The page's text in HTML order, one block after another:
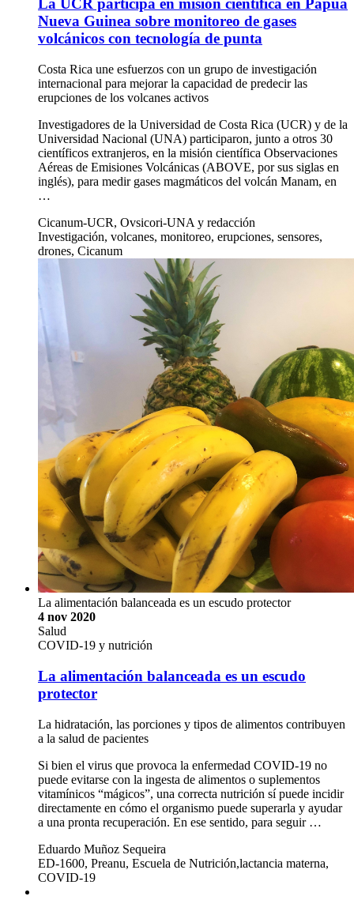
La UCR participa en misión científica en Papúa Nueva
Guinea sobre monitoreo de gases volcánicos con …
5 nov 2020
Ciencia y Tecnología
La UCR participa en misión científica en Papúa
Nueva Guinea sobre monitoreo de gases
volcánicos con tecnología de punta
Costa Rica une esfuerzos con un grupo de investigación
internacional para mejorar la capacidad de predecir las
erupciones de los volcanes activos
Investigadores de la Universidad de Costa Rica (UCR) y de la
Universidad Nacional (UNA) participaron, junto a otros 30
científicos extranjeros, en la misión científica Observaciones
Aéreas de Emisiones Volcánicas (ABOVE, por sus siglas en
inglés), para medir gases magmáticos del volcán Manam, en
Cicanum-UCR, Ovsicori-UNA y redacción
Investigación, volcanes, monitoreo, erupciones, sensores,
drones, Cicanum